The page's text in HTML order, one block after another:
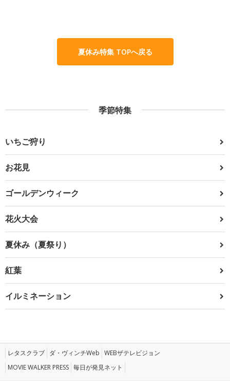
夏休み特集 TOPへ戻る
季節特集
いちご狩り
お花見
ゴールデンウィーク
花火大会
夏休み（夏祭り）
紅葉
イルミネーション
レタスクラブ ダ・ヴィンチWeb WEBザテレビジョン
MOVIE WALKER PRESS 毎日が発見ネット